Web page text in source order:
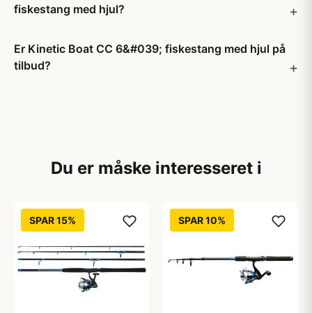
fiskestang med hjul?
Er Kinetic Boat CC 6&#039; fiskestang med hjul på
tilbud?
Du er måske interesseret i
SPAR 15% SPAR 10%